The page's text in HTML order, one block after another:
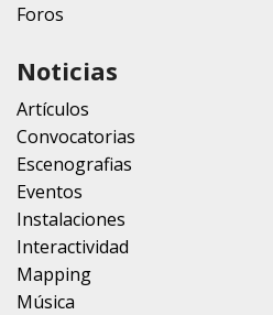
Foros
Noticias
Artículos
Convocatorias
Escenografias
Eventos
Instalaciones
Interactividad
Mapping
Música